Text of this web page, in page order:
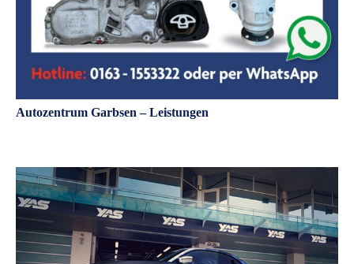
Autozentrum Garbsen – Leistungen